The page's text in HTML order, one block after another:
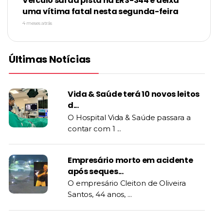
uma vítima fatal nesta segunda-feira
4 meses atrás
Últimas Notícias
Vida & Saúde terá 10 novos leitos
d...
O Hospital Vida & Saúde passara a
contar com 1 ...
Empresário morto em acidente
após seques...
O empresário Cleiton de Oliveira
Santos, 44 anos, ...